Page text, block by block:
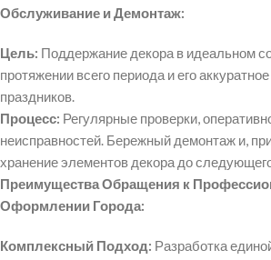
Обслуживание и Демонтаж:
Цель: Поддержание декора в идеальном
протяжении всего периода и его
праздников.
Процесс: Регулярные проверки,
неисправностей. Бережный демонтаж и,
хранение элементов декора до
Преимущества Обращения к
Оформлении Города:
Комплексный Подход: Разработка